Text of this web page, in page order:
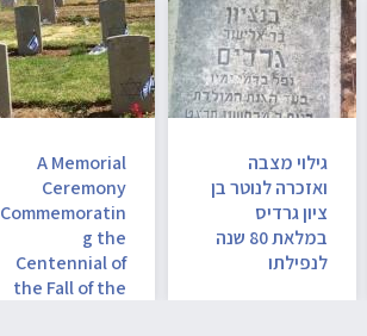
גילוי מצבה
ואזכרה לנוטר בן
ציון גרדיס
במלאת 80 שנה
לנפילתו
A Memorial
Ceremony
Commemoratin
g the
Centennial of
the Fall of the